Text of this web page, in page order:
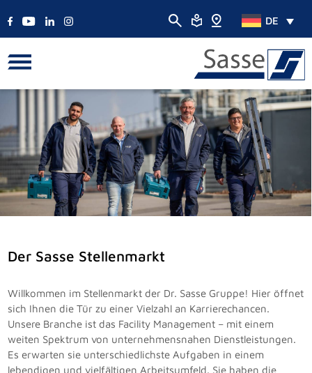
DE
Der Sasse Stellenmarkt
Willkommen im Stellenmarkt der Dr. Sasse Gruppe! Hier öffnet
sich Ihnen die Tür zu einer Vielzahl an Karrierechancen.
Unsere Branche ist das Facility Management – mit einem
weiten Spektrum von unternehmensnahen Dienstleistungen.
Es erwarten sie unterschiedlichste Aufgaben in einem
lebendigen und vielfältigen Arbeitsumfeld. Sie haben die